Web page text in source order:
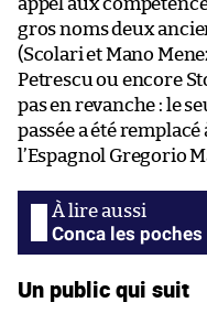
gros noms deux
(Scolari et Mano
Petrescu ou encore
pas en revanche : le
passée a été
l’Espagnol Gregorio
Conca les
Un public qui suit